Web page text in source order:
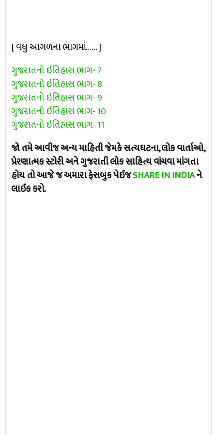
[ વધુ આગળના ભાગમાં…… ]
ગુજરાતનો ઇતિહાસ ભાગ- 7
ગુજરાતનો ઇતિહાસ ભાગ- 8
ગુજરાતનો ઇતિહાસ ભાગ- 9
ગુજરાતનો ઇતિહાસ ભાગ- 10
ગુજરાતનો ઇતિહાસ ભાગ- 11
જો તમે આવીજ અન્ય માહિતી જેમકે સત્યઘટના, લોક વાર્તાઓ,
પ્રેરણાત્મક સ્ટોરી અને ગુજરાતી લોક સાહિત્ય વાંચવા માંગતા
હોય તો આજે જ અમારા ફેસબુક પેઈજSHARE IN INDIAને
લાઈક કરો.